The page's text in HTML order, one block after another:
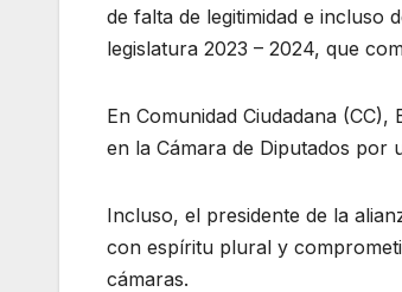
de falta de legitimidad e incluso
legislatura 2023 – 2024, que
En Comunidad Ciudadana
en la Cámara de Diputados por
Incluso, el presidente de la
con espíritu plural y
cámaras.